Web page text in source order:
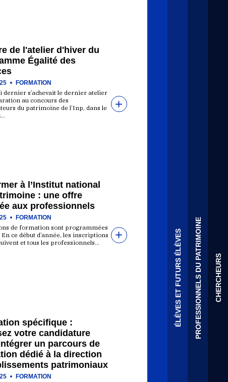
ÉLÈVES ET FUTURS ÉLÈVESPROFESSIONNELS DU PATRIMOINE CHERCHEURS
de l'atelier d'hiver du
Égalité des
FORMATION
dernier s’achevait le dernier atelier
au concours des
du patrimoine de l’Inp, dans le
à l’Institut national
: une offre
aux professionnels
FORMATION
de formation sont programmées
En ce début d’année, les inscriptions
et tous les professionnels…
spécifique :
votre candidature
un parcours de
dédié à la direction
patrimoniaux
FORMATION